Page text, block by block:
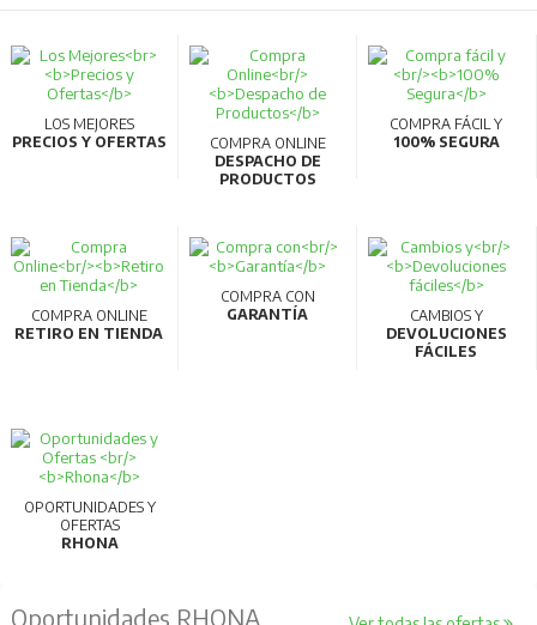
LOS MEJORES
PRECIOS Y OFERTAS
COMPRA ONLINE
DESPACHO DE
PRODUCTOS
COMPRA FÁCIL Y
100% SEGURA
COMPRA ONLINE
RETIRO EN TIENDA
COMPRA CON
GARANTÍA
CAMBIOS Y
DEVOLUCIONES
FÁCILES
OPORTUNIDADES Y
OFERTAS
RHONA
Oportunidades RHONA